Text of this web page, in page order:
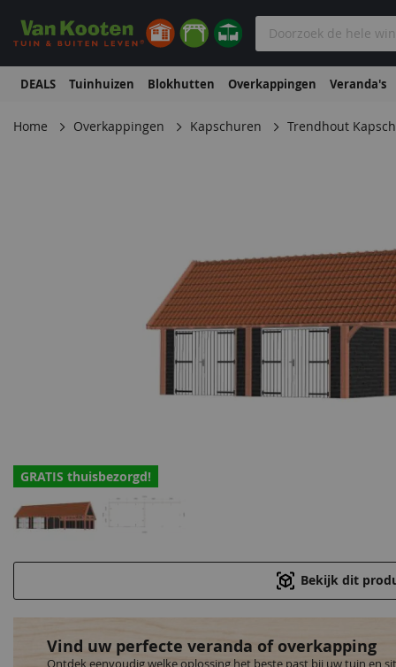
DEALS Tuinhuizen Blokhutten Overkappingen Veranda's
Home Overkappingen Kapschuren Trendhout
GRATIS thuisbezorgd!
Bekijk dit
Vind uw perfecte veranda of overkapping
Ontdek eenvoudig welke oplossing het beste past bij uw tuin en